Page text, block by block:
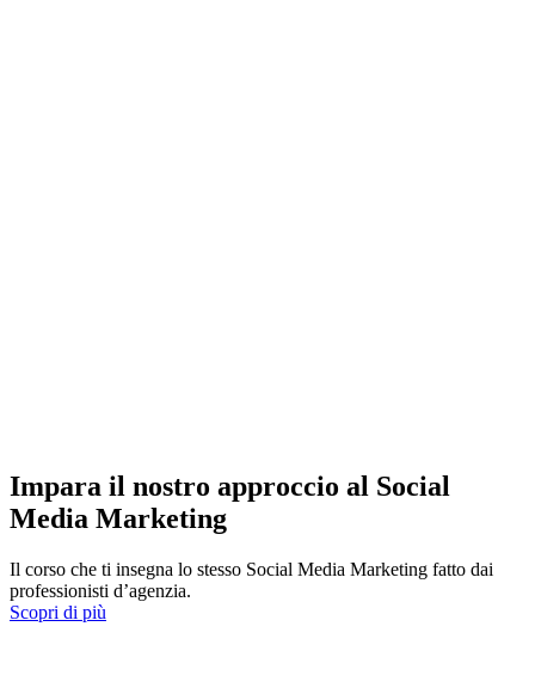
Impara il nostro approccio al Social
Media Marketing
Il corso che ti insegna lo stesso Social Media Marketing fatto dai
professionisti d’agenzia.
Scopri di più